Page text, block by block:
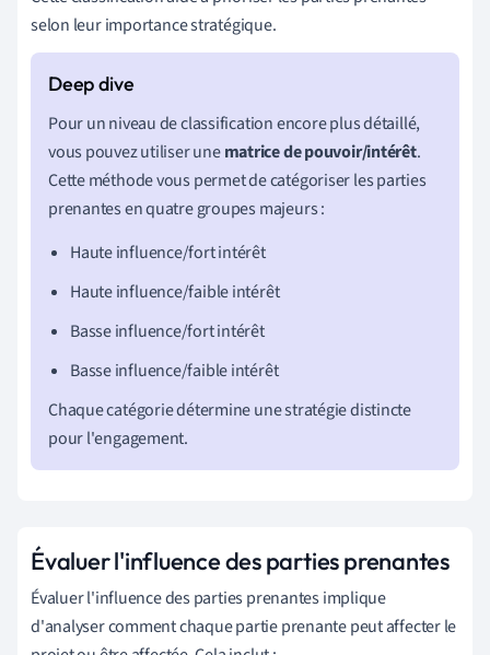
selon leur importance stratégique.
Pour un niveau de classification encore plus détaillé,
vous pouvez utiliser unematrice de pouvoir/intérêt.
Cette méthode vous permet de catégoriser les parties
prenantes en quatre groupes majeurs :
Haute influence/fort intérêt
Haute influence/faible intérêt
Basse influence/fort intérêt
Basse influence/faible intérêt
Chaque catégorie détermine une stratégie distincte
pour l'engagement.
Évaluer l'influence des parties prenantes
Évaluer l'influence des parties prenantes implique
d'analyser comment chaque partie prenante peut affecter le